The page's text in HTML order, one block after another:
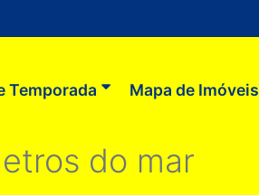
Temporada Mapa de Imóveis
do mar